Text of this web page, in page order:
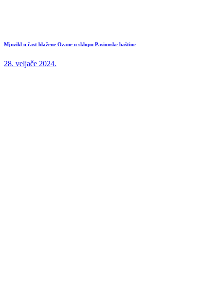
Mjuzikl u čast blažene Ozane u sklopu Pasionske baštine
28. veljače 2024.